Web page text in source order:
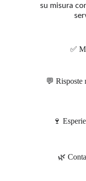
✅
su misura
🌿
🍷
💬 Risposte